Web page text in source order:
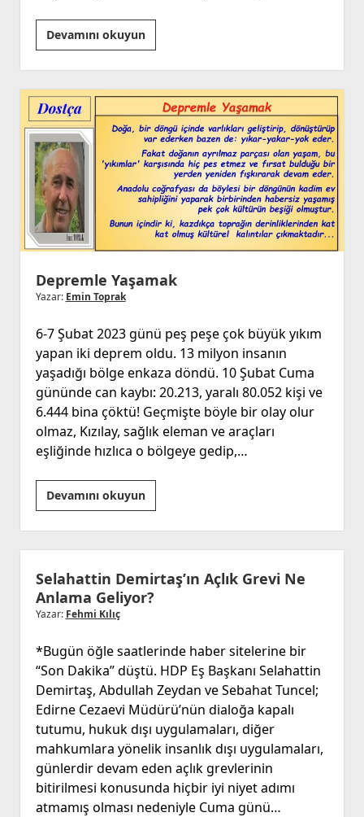
Devamını okuyunİnsanlıkta
Buluşmak
Depremle Yaşamak
Yazar: Emin Toprak
6-7 Şubat 2023 günü peş peşe çok büyük yıkım
yapan iki deprem oldu. 13 milyon insanın
yaşadığı bölge enkaza döndü. 10 Şubat Cuma
gününde can kaybı: 20.213, yaralı 80.052 kişi ve
6.444 bina çöktü! Geçmişte böyle bir olay olur
olmaz, Kızılay, sağlık eleman ve araçları
eşliğinde hızlıca o bölgeye gedip,…
Devamını okuyunDepremle
Yaşamak
Selahattin Demirtaş’ın Açlık Grevi Ne
Anlama Geliyor?
Yazar: Fehmi Kılıç
*Bugün öğle saatlerinde haber sitelerine bir
“Son Dakika” düştü. HDP Eş Başkanı Selahattin
Demirtaş, Abdullah Zeydan ve Sebahat Tuncel;
Edirne Cezaevi Müdürü’nün dialoğa kapalı
tutumu, hukuk dışı uygulamaları, diğer
mahkumlara yönelik insanlık dışı uygulamaları,
günlerdir devam eden açlık grevlerinin
bitirilmesi konusunda hiçbir iyi niyet adımı
atmamış olması nedeniyle Cuma günü…